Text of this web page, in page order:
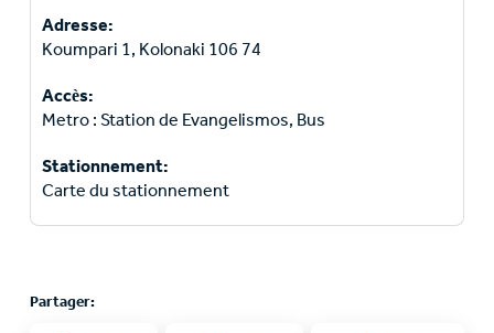
Adresse:
Koumpari 1, Kolonaki 106 74
Accès:
Metro : Station de Evangelismos, Bus
Stationnement:
Carte du stationnement
Partager: